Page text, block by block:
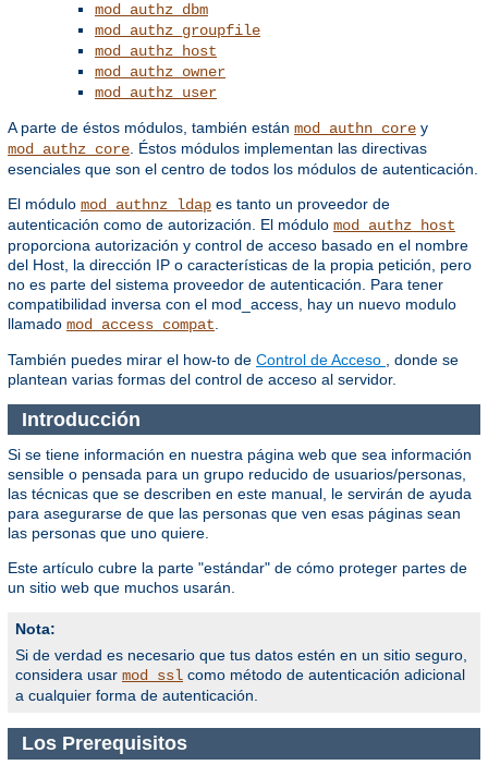
mod_authz_dbm
mod_authz_groupfile
mod_authz_host
mod_authz_owner
mod_authz_user
A parte de éstos módulos, también están mod_authn_core y
mod_authz_core . Éstos módulos implementan las directivas
esenciales que son el centro de todos los módulos de autenticación.
El módulo mod_authnz_ldap es tanto un proveedor de
autenticación como de autorización. El módulo mod_authz_host
proporciona autorización y control de acceso basado en el nombre
del Host, la dirección IP o características de la propia petición, pero
no es parte del sistema proveedor de autenticación. Para tener
compatibilidad inversa con el mod_access, hay un nuevo modulo
llamado mod_access_compat
También puedes mirar el how-to de Control de Acceso
, donde se
plantean varias formas del control de acceso al servidor.
Introducción
Si se tiene información en nuestra página web que sea información
sensible o pensada para un grupo reducido de usuarios/personas,
las técnicas que se describen en este manual, le servirán de ayuda
para asegurarse de que las personas que ven esas páginas sean
las personas que uno quiere.
Este artículo cubre la parte "estándar" de cómo proteger partes de
un sitio web que muchos usarán.
Nota:
Si de verdad es necesario que tus datos estén en un sitio seguro,
considera usar mod_ssl como método de autenticación adicional
a cualquier forma de autenticación.
Los Prerequisitos